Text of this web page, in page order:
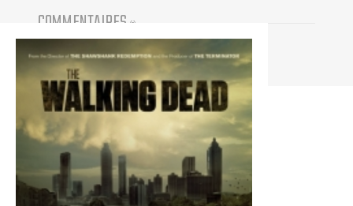
COMMENTAIRES (0)